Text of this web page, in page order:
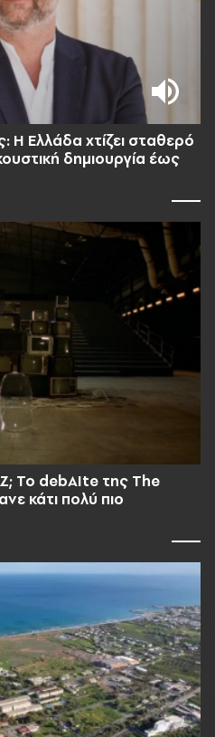
Η Ελλάδα χτίζει σταθερό
δημιουργία έως
Το debAIte της The
κάτι πολύ πιο